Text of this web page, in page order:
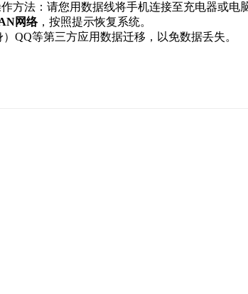
方法：请您用数据线将手机连接至充电器或电
网络，按照提示恢复系统。
QQ等第三方应用数据迁移，以免数据丢失。